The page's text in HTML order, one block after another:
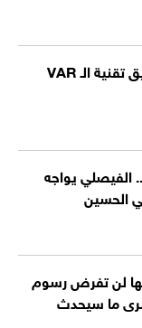
اتحاد الكرة يعلن تطبيق تقنية الـ VAR
الفيصلي يواجه
الحسين
لن تفرض رسوم
ما سيحدث